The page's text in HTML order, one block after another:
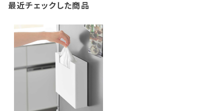
paperblanks
スポーツバッグ
マザーズバッグ
ソープディスペンサー
タオルハンガー
ガーデニング用品
猫用グッズ
最近チェックした商品